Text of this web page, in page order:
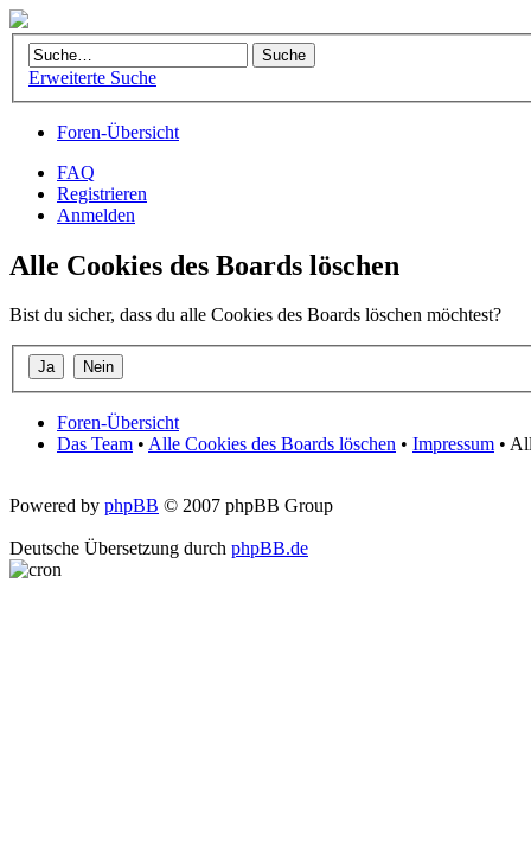
Erweiterte Suche
Foren-Übersicht
FAQ
Registrieren
Anmelden
Alle Cookies des Boards löschen
Bist du sicher, dass du alle Cookies des Boards löschen möchtest?
Foren-Übersicht
Das Team • Alle Cookies des Boards löschen • Impressum •
Powered by phpBB © 2007 phpBB Group
Deutsche Übersetzung durch phpBB.de